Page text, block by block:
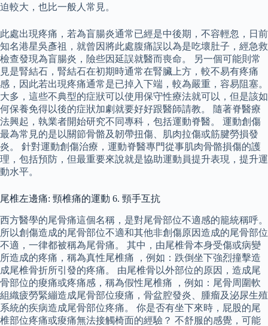
迫較大，也比一般人常見。
此處出現疼痛，若為盲腸炎通常已經是中後期，不容輕忽，日前
知名港星吳彥祖，就曾因將此處腹痛誤以為是吃壞肚子，經急救
檢查發現為盲腸炎，險些因延誤就醫而喪命。 另一個可能則常
見是腎結石，腎結石在初期時通常在腎臟上方，較不易有疼痛
感，因此若出現疼痛通常是已掉入下端，較為嚴重，容易阻塞。
大多，這些不典型的症狀可以使用保守性療法就可以，但是該如
何保養免得以後的症狀加劇就要好好跟醫師請教。 隨著脊醫療
法興起，執業者開始研究不同專科，包括運動脊醫。 運動創傷
最為常見的是以關節骨骼及韌帶扭傷、肌肉拉傷或筋腱勞損發
炎。 針對運動創傷治療，運動脊醫專門從事肌肉骨骼損傷的護
理，包括預防，但最重要來說就是協助運動員提升表現，提升運
動水平。
尾椎左邊痛: 頸椎痛的運動 6. 頸手互抗
西方醫學的尾骨痛這個名稱，是對尾骨部位不適感的籠統稱呼。
所以創傷造成的尾骨部位不適和其他非創傷原因造成的尾骨部位
不適，一律都被稱為尾骨痛。 其中，由尾椎骨本身受傷或病變
所造成的疼痛，稱為真性尾椎痛 ，例如：跌倒坐下強烈撞擊造
成尾椎骨折所引發的疼痛。 由尾椎骨以外部位的原因，造成尾
骨部位的痠痛或疼痛感，稱為假性尾椎痛 ，例如：尾骨周圍軟
組織疲勞緊繃造成尾骨部位痠痛，骨盆腔發炎、腫瘤及泌尿生殖
系統的疾病造成尾骨部位疼痛。 你是否有坐下來時，屁股的尾
椎部位疼痛或痠痛無法接觸椅面的經驗？ 不舒服的感覺，可能